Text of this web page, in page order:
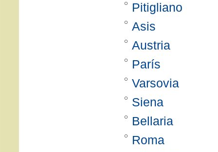
Pitigliano
Asis
Austria
París
Varsovia
Siena
Bellaria
Roma